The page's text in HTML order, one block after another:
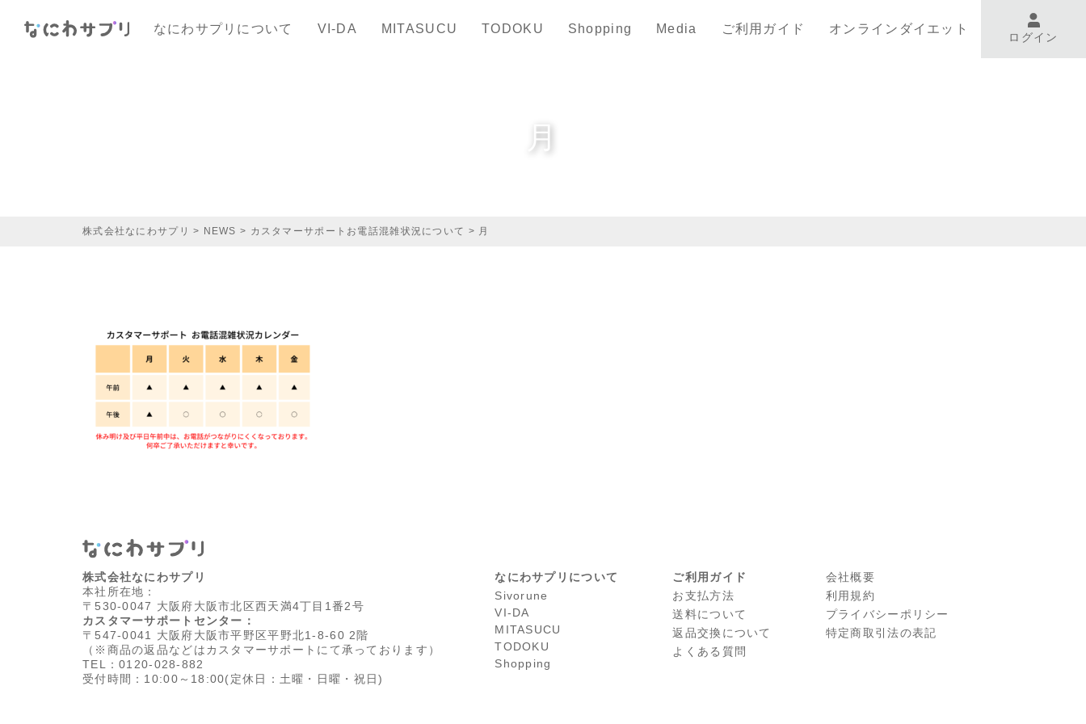
なにわサプリについて VI-DA MITASUCU TODOKU Shopping Media ご利用ガイド オンラインダイエット
ログイン
月
株式会社なにわサプリ > NEWS > カスタマーサポートお電話混雑状況について > 月
株式会社なにわサプリ
本社所在地：
〒530-0047 大阪府大阪市北区西天満4丁目1番2号
カスタマーサポートセンター：
〒547-0041 大阪府大阪市平野区平野北1-8-60 2階
（※商品の返品などはカスタマーサポートにて承っております）
TEL：0120-028-882
受付時間：10:00～18:00(定休日：土曜・日曜・祝日)
なにわサプリについて
Sivorune
VI-DA
MITASUCU
TODOKU
Shopping
ご利用ガイド
お支払方法
送料について
返品交換について
よくある質問
会社概要
利⽤規約
プライバシーポリシー
特定商取引法の表記